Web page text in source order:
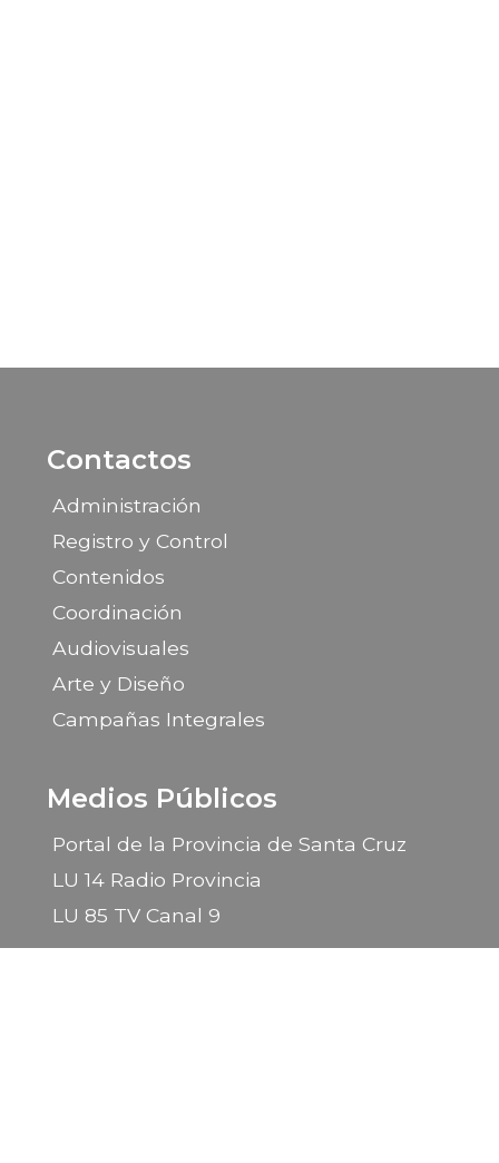
Contactos
Administración
Registro y Control
Contenidos
Coordinación
Audiovisuales
Arte y Diseño
Campañas Integrales
Medios Públicos
Portal de la Provincia de Santa Cruz
LU 14 Radio Provincia
LU 85 TV Canal 9